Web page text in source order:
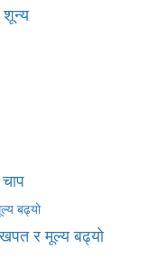
शून्य
खपत र मूल्य बढ्यो